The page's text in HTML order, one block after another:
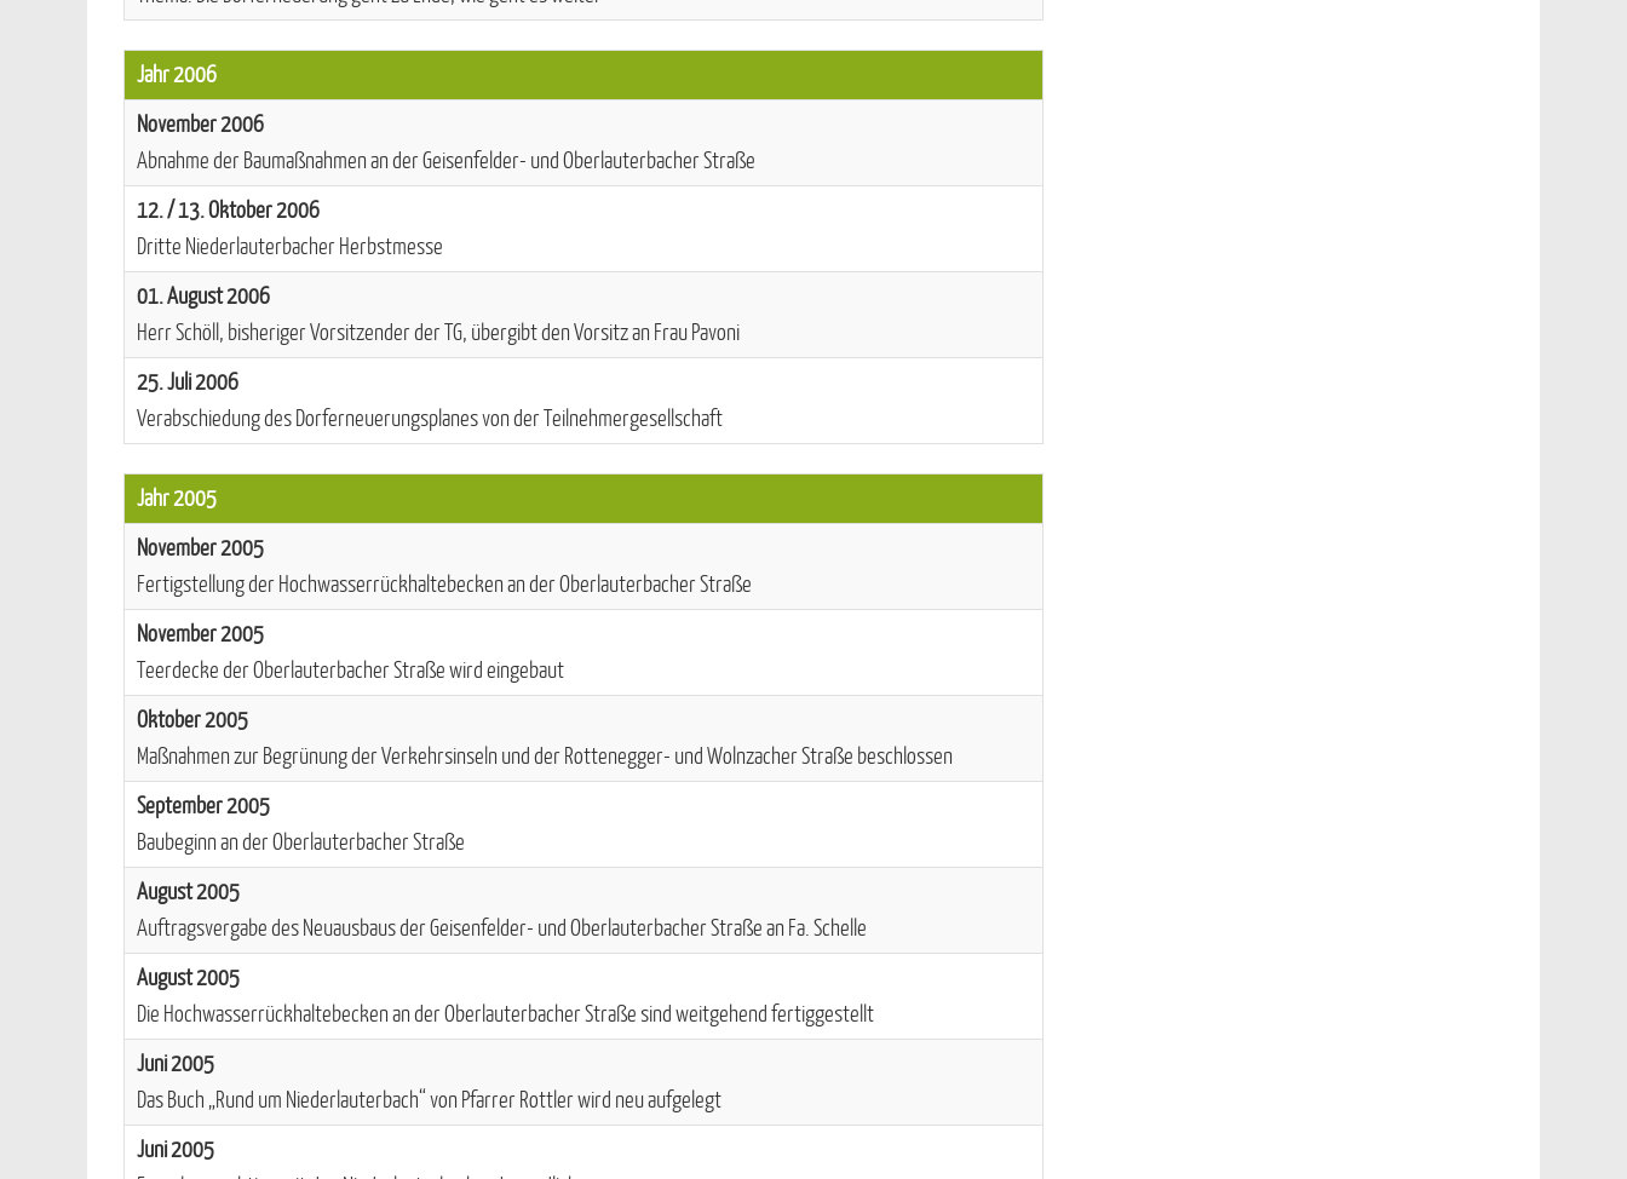
Jahr 2006
November 2006
Abnahme der Baumaßnahmen an der Geisenfelder- und Oberlauterbacher Straße
12. / 13. Oktober 2006
Dritte Niederlauterbacher Herbstmesse
01. August 2006
Herr Schöll, bisheriger Vorsitzender der TG, übergibt den Vorsitz an Frau Pavoni
25. Juli 2006
Verabschiedung des Dorferneuerungsplanes von der Teilnehmergesellschaft
Jahr 2005
November 2005
Fertigstellung der Hochwasserrückhaltebecken an der Oberlauterbacher Straße
November 2005
Teerdecke der Oberlauterbacher Straße wird eingebaut
Oktober 2005
Maßnahmen zur Begrünung der Verkehrsinseln und der Rottenegger- und Wolnzacher Straße beschlossen
September 2005
Baubeginn an der Oberlauterbacher Straße
August 2005
Auftragsvergabe des Neuausbaus der Geisenfelder- und Oberlauterbacher Straße an Fa. Schelle
August 2005
Die Hochwasserrückhaltebecken an der Oberlauterbacher Straße sind weitgehend fertiggestellt
Juni 2005
Das Buch „Rund um Niederlauterbach“ von Pfarrer Rottler wird neu aufgelegt
Juni 2005